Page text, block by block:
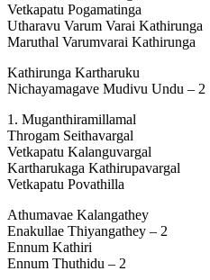
Vetkapatu Pogamatinga
Utharavu Varum Varai Kathirunga
Maruthal Varumvarai Kathirunga
Kathirunga Kartharuku
Nichayamagave Mudivu Undu – 2
1. Muganthiramillamal
Throgam Seithavargal
Vetkapatu Kalanguvargal
Kartharukaga Kathirupavargal
Vetkapatu Povathilla
Athumavae Kalangathey
Enakullae Thiyangathey – 2
Ennum Kathiri
Ennum Thuthidu – 2